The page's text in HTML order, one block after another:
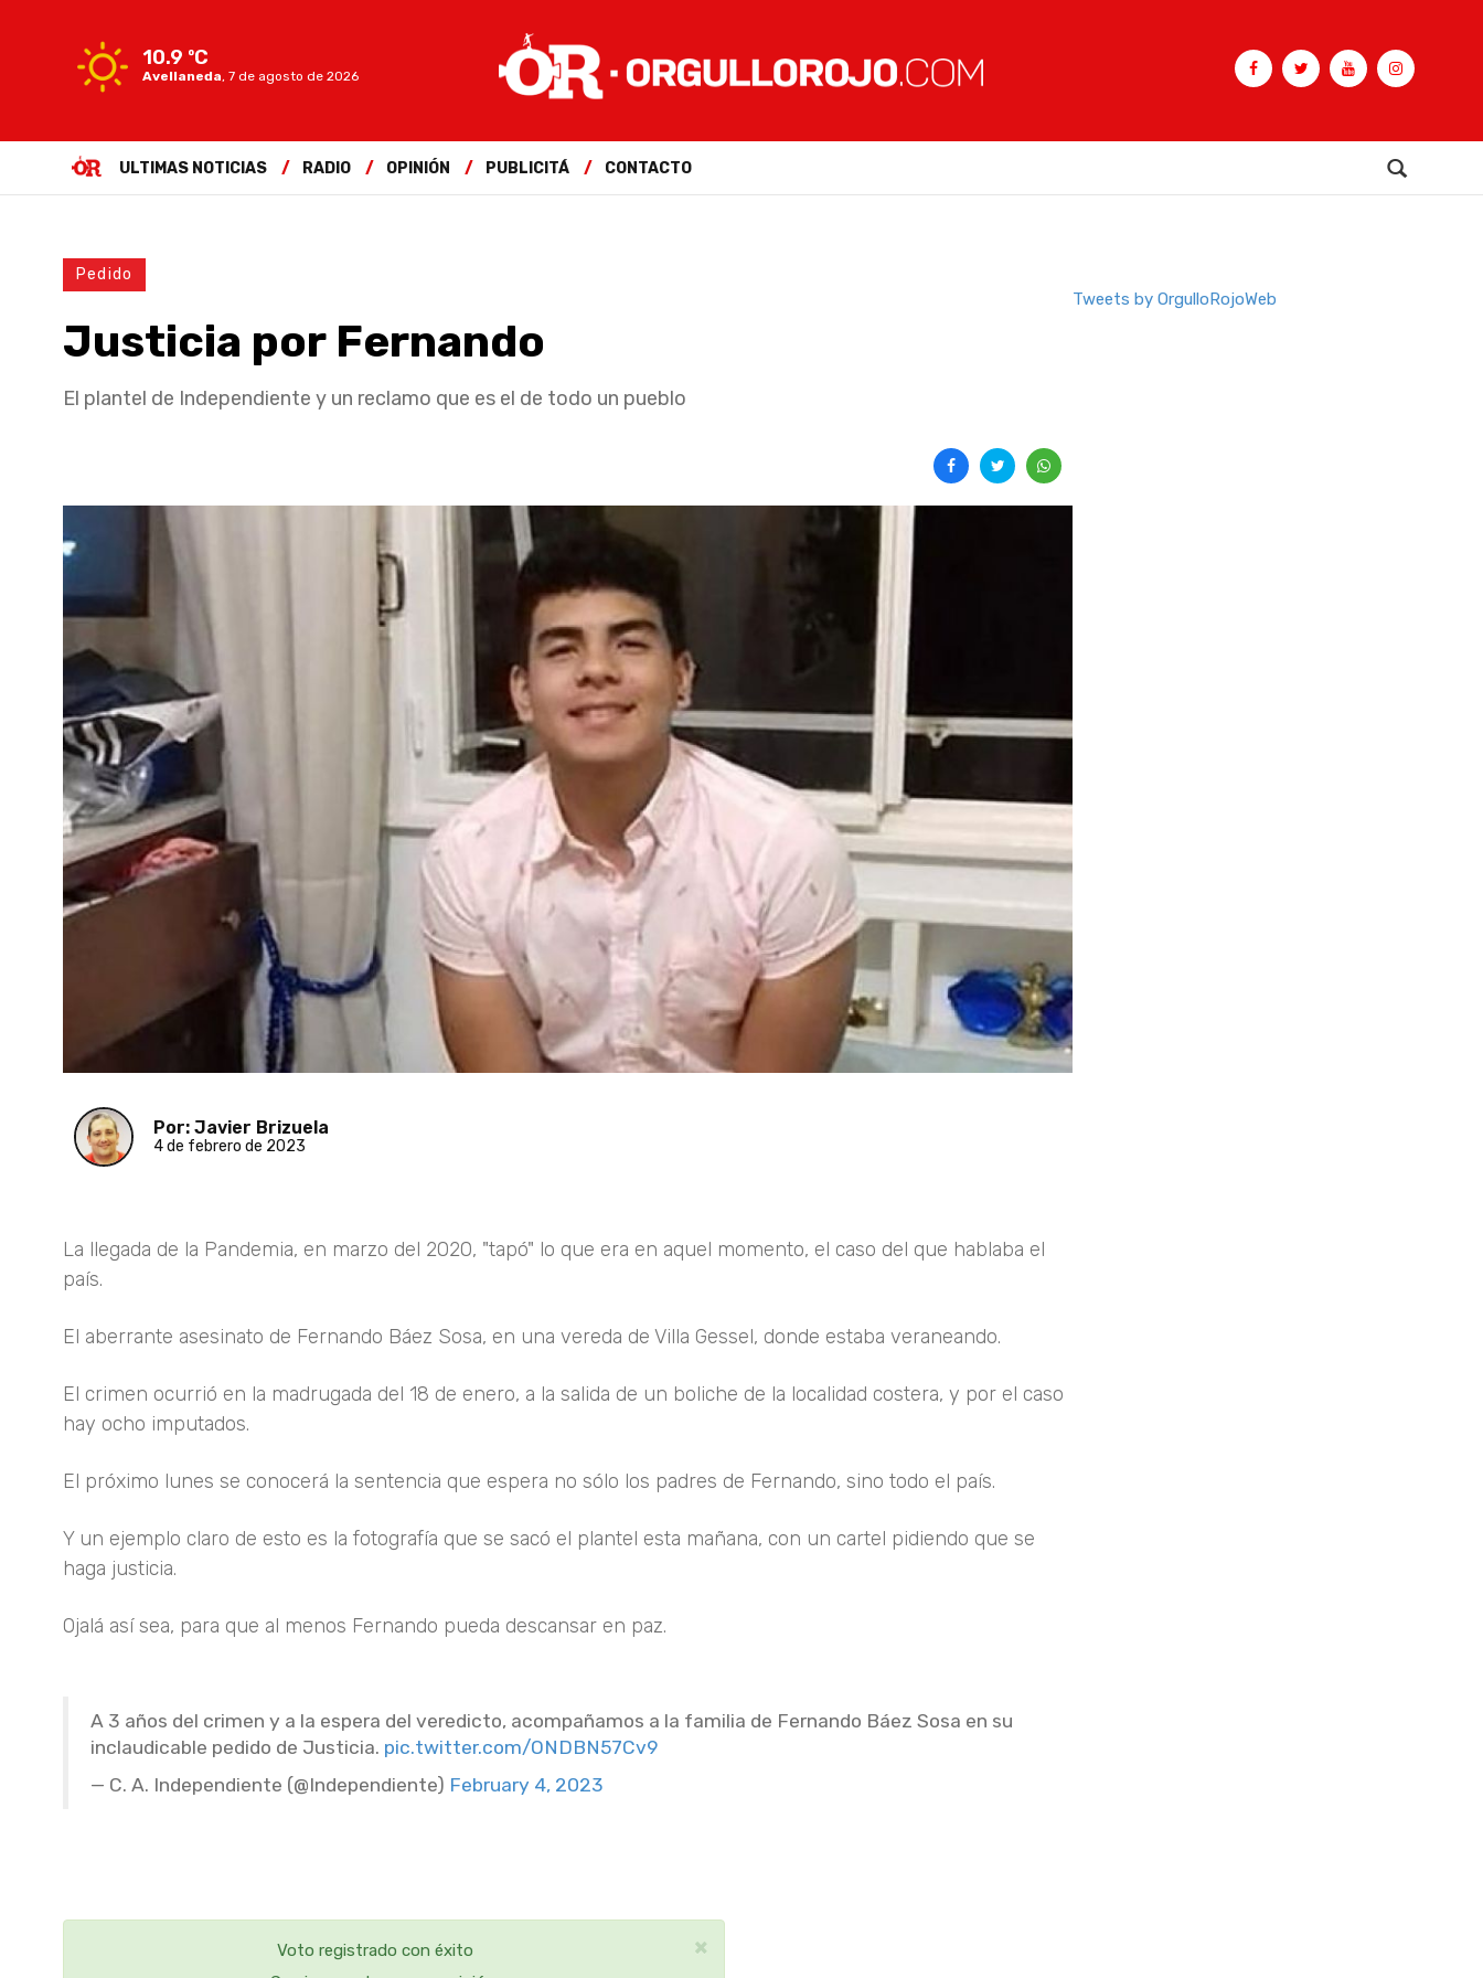
10.9 ºC
Avellaneda, 7 de agosto de 2026
ULTIMAS NOTICIAS RADIO OPINIÓN PUBLICITÁ CONTACTO
Pedido
Justicia por Fernando
El plantel de Independiente y un reclamo que es el de todo un pueblo
Por: Javier Brizuela
4 de febrero de 2023
La llegada de la Pandemia, en marzo del 2020, "tapó" lo que era en aquel momento, el caso del que hablaba el
país.
El aberrante asesinato de Fernando Báez Sosa, en una vereda de Villa Gessel, donde estaba veraneando.
El crimen ocurrió en la madrugada del 18 de enero, a la salida de un boliche de la localidad costera, y por el caso
hay ocho imputados.
El próximo lunes se conocerá la sentencia que espera no sólo los padres de Fernando, sino todo el país.
Y un ejemplo claro de esto es la fotografía que se sacó el plantel esta mañana, con un cartel pidiendo que se
haga justicia.
Ojalá así sea, para que al menos Fernando pueda descansar en paz.
A 3 años del crimen y a la espera del veredicto, acompañamos a la familia de Fernando Báez Sosa en su
inclaudicable pedido de Justicia. pic.twitter.com/ONDBN57Cv9
— C. A. Independiente (@Independiente) February 4, 2023
×
Voto registrado con éxito
Tweets by OrgulloRojoWeb